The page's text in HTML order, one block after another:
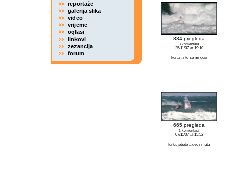
reportaže
galerija slika
video
vrijeme
oglasi
linkovi
zezancija
forum
834 pregleda
3 komentara
25/11/07 at 19:10
konan: i to se mi desi
665 pregleda
1 komentara
07/11/07 at 15:52
furki: jebote a evo i mata